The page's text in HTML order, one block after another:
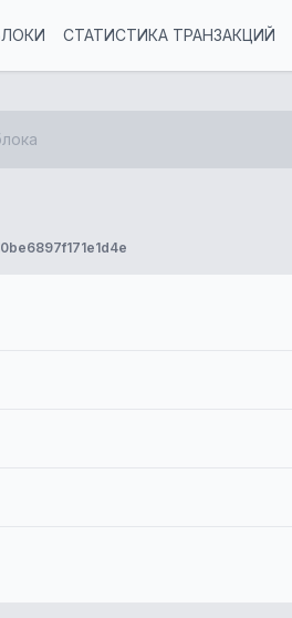
СТАТИСТИКА ТРАНЗАКЦИЙ